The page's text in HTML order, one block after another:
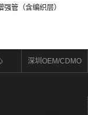
强管（含编织层）
深圳OEM/CDMO